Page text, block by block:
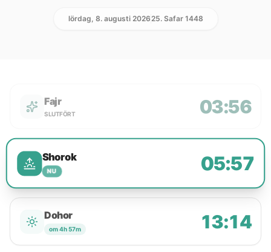
lördag, 8. augusti 202625. Safar 1448
Fajr
SLUTFÖRT 03:56
Shorok
NU 05:57
Dohor
om 4h 57m 13:14